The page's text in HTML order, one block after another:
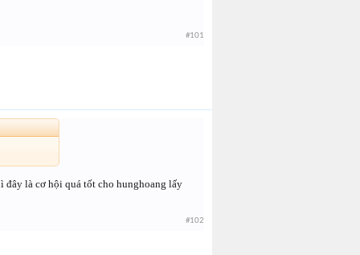
#101
đây là cơ hội quá tốt cho hunghoang lấy
#102